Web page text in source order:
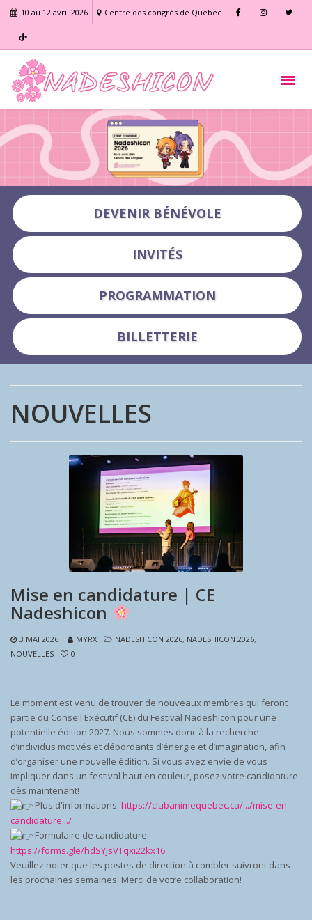
10 au 12 avril 2026 Centre des congrès de Québec
DEVENIR BÉNÉVOLE
INVITÉS
PROGRAMMATION
BILLETTERIE
NOUVELLES
Mise en candidature | CE
Nadeshicon
3 MAI 2026 MYRX NADESHICON 2026, NADESHICON 2026,
NOUVELLES
0
Le moment est venu de trouver de nouveaux membres qui feront
partie du Conseil Exécutif (CE) du Festival Nadeshicon pour une
potentielle édition 2027. Nous sommes donc à la recherche
d’individus motivés et débordants d’énergie et d’imagination, afin
d’organiser une nouvelle édition. Si vous avez envie de vous
impliquer dans un festival haut en couleur, posez votre candidature
dès maintenant!
Plus d'informations: https://clubanimequebec.ca/.../mise-en-
candidature.../
Formulaire de candidature:
https://forms.gle/hdSYjsVTqxi22kx16
Veuillez noter que les postes de direction à combler suivront dans
les prochaines semaines. Merci de votre collaboration!